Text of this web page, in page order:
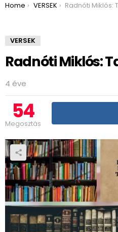
You are here:
Home VERSEK Radnóti Miklós: Tajtékos ég
VERSEK
Radnóti Miklós:
4 éve
54
Megosztás